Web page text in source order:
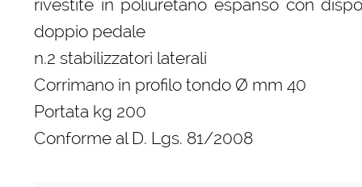
rivestite in poliuretano espanso con
doppio pedale
n.2 stabilizzatori laterali
Corrimano in profilo tondo Ø mm 40
Portata kg 200
Conforme al D. Lgs. 81/2008